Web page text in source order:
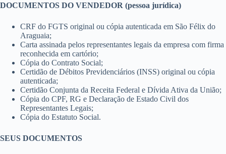
DOCUMENTOS DO VENDEDOR (pessoa jurídica)
CRF do FGTS original ou cópia autenticada em São Félix do
Araguaia;
Carta assinada pelos representantes legais da empresa com firma
reconhecida em cartório;
Cópia do Contrato Social;
Certidão de Débitos Previdenciários (INSS) original ou cópia
autenticada;
Certidão Conjunta da Receita Federal e Dívida Ativa da União;
Cópia do CPF, RG e Declaração de Estado Civil dos
Representantes Legais;
Cópia do Estatuto Social.
SEUS DOCUMENTOS